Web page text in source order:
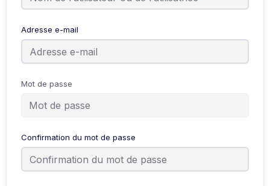
Adresse e-mail
Mot de passe
Confirmation du mot de passe